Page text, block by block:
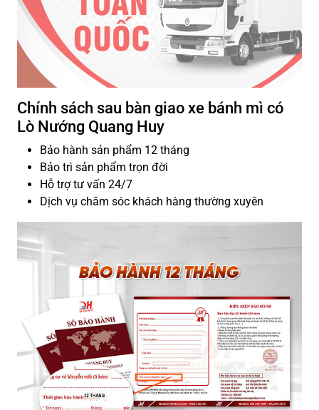
Chính sách sau bàn giao xe bánh mì có
Lò Nướng Quang Huy
Bảo hành sản phẩm 12 tháng
Bảo trì sản phẩm trọn đời
Hỗ trợ tư vấn 24/7
Dịch vụ chăm sóc khách hàng thường xuyên